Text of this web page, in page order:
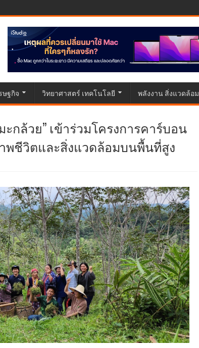
ษฐกิจ วิทยาศาสตร์ เทคโนโลยี พลังงาน สิ่งแวดล้อม
กล้วย” เข้าร่วมโครงการคาร์บอน
ชีวิตและสิ่งแวดล้อมบนพื้นที่สูง